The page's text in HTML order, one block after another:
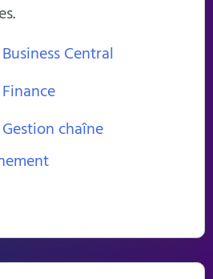
Central
chaîne